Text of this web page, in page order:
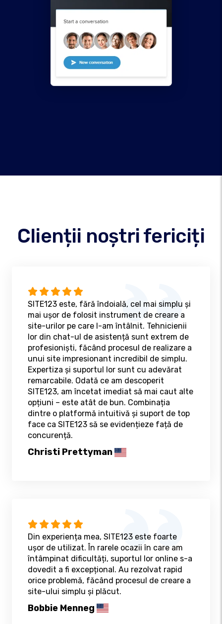
Clienții noștri fericiți
SITE123 este, fără îndoială, cel mai simplu și
mai ușor de folosit instrument de creare a
site-urilor pe care l-am întâlnit. Tehnicienii
lor din chat-ul de asistență sunt extrem de
profesioniști, făcând procesul de realizare a
unui site impresionant incredibil de simplu.
Expertiza și suportul lor sunt cu adevărat
remarcabile. Odată ce am descoperit
SITE123, am încetat imediat să mai caut alte
opțiuni – este atât de bun. Combinația
dintre o platformă intuitivă și suport de top
face ca SITE123 să se evidențieze față de
concurență.
Christi Prettyman
Din experiența mea, SITE123 este foarte
ușor de utilizat. În rarele ocazii în care am
întâmpinat dificultăți, suportul lor online s-a
dovedit a fi excepțional. Au rezolvat rapid
orice problemă, făcând procesul de creare a
site-ului simplu și plăcut.
Bobbie Menneg